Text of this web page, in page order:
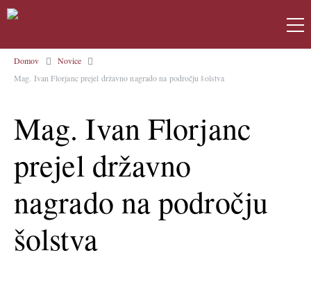
Domov
Novice
Mag. Ivan Florjanc prejel državno nagrado na področju šolstva
Mag. Ivan Florjanc
prejel državno
nagrado na področju
šolstva